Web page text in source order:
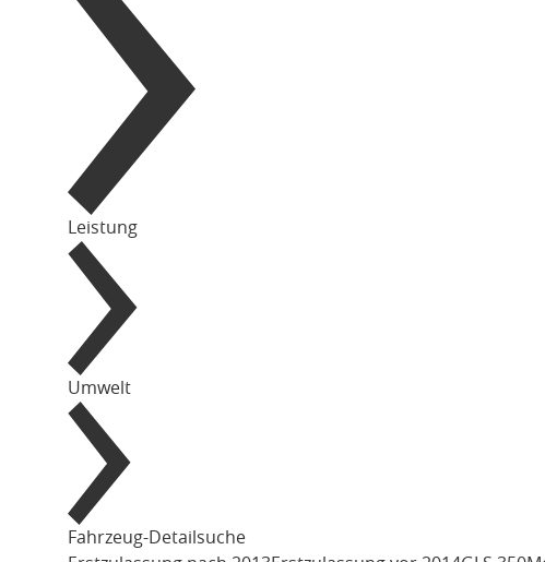
Leistung
Umwelt
Fahrzeug-Detailsuche